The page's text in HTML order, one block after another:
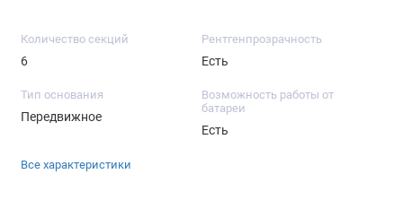
Количество секций
6
Рентгенпрозрачность
Есть
Тип основания
Передвижное
Возможность работы от
батареи
Есть
Все характеристики